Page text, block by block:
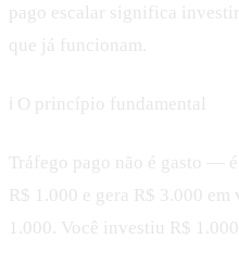
pago escalar significa
que já funcionam.
ℹ️ O princípio fundamental
Tráfego pago não é gasto —
R$ 1.000 e gera R$ 3.000
1.000. Você investiu R$